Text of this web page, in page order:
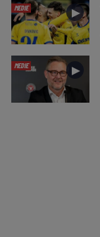
MEDIE ►
MEDIE ►